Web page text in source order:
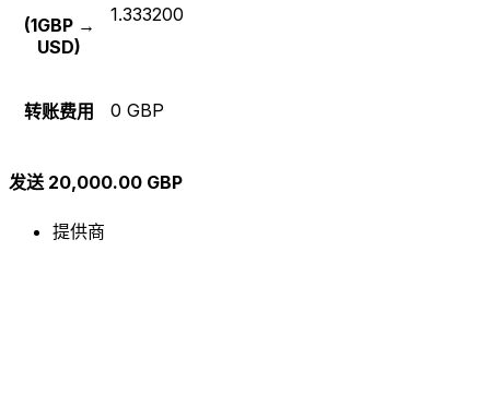
(1GBP →
USD)
1.333200
转账费用 0 GBP
发送 20,000.00 GBP
提供商